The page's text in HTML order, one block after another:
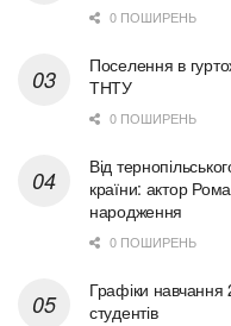
0 ПОШИРЕНЬ
Поселення в
ТНТУ
0 ПОШИРЕНЬ
Від
країни: актор
народження
0 ПОШИРЕНЬ
Графіки
студентів